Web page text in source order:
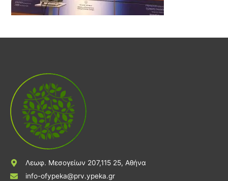
Λεωφ. Μεσογείων 207,115 25, Αθήνα
info-ofypeka@prv.ypeka.gr